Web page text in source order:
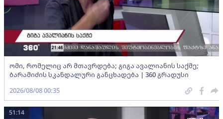
ომი, რომელიც არ მთავრდება; გიგა ავალიანის საქმე;
ბარამიძის სკანდალური განცხადება | 360 გრადუსი
2026/08/08 00:35
51:14